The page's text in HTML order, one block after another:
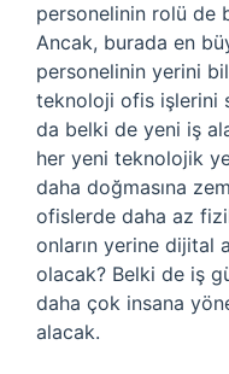
personelinin rolü de
Ancak, burada en
personelinin yerini
teknoloji ofis işlerini
da belki de yeni iş
her yeni teknolojik
daha doğmasına
ofislerde daha az
onların yerine dijital
olacak? Belki de iş
daha çok insana
alacak.